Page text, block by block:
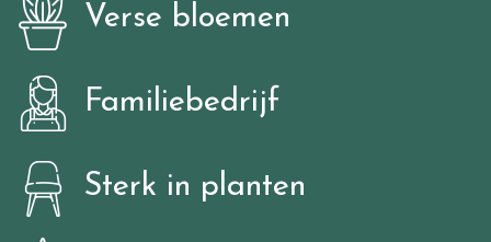
Verse bloemen
Familiebedrijf
Sterk in planten